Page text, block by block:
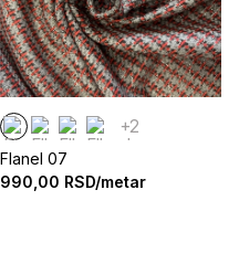
+2
Flanel 07
990,00 RSD/metar